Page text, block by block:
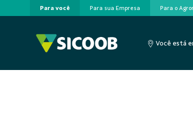
Pular para o Conteúdo principal
Para você Para sua Empresa Para o
Você está